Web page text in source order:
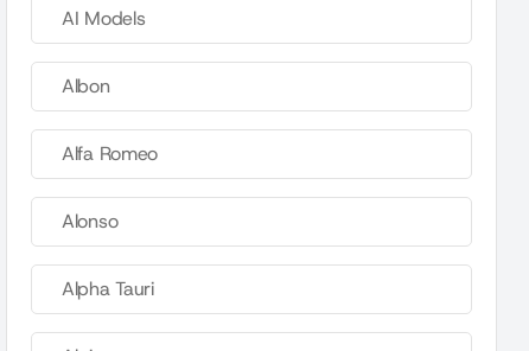
AI Models
Albon
Alfa Romeo
Alonso
Alpha Tauri